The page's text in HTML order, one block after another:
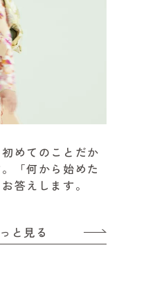
初めてのことだか
「何から始めた
答えします。
と見る